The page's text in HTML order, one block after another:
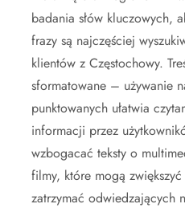
badania słów kluczowych,
frazy są najczęściej
klientów z Częstochowy.
sformatowane – używanie
punktowanych ułatwia
informacji przez
wzbogacać teksty o
filmy, które mogą
zatrzymać odwiedzających